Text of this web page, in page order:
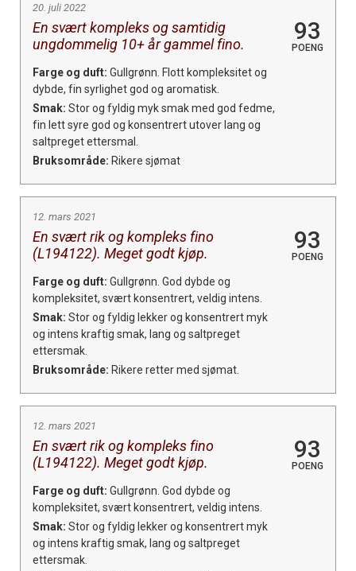
20. juli 2022
En svært kompleks og samtidig
ungdommelig 10+ år gammel fino.
93
POENG
Farge og duft: Gullgrønn. Flott kompleksitet og
dybde, fin syrlighet god og aromatisk.
Smak: Stor og fyldig myk smak med god fedme,
fin lett syre god og konsentrert utover lang og
saltpreget ettersmal.
Bruksområde: Rikere sjømat
12. mars 2021
En svært rik og kompleks fino
(L194122). Meget godt kjøp.
93
POENG
Farge og duft: Gullgrønn. God dybde og
kompleksitet, svært konsentrert, veldig intens.
Smak: Stor og fyldig lekker og konsentrert myk
og intens kraftig smak, lang og saltpreget
ettersmak.
Bruksområde: Rikere retter med sjømat.
12. mars 2021
En svært rik og kompleks fino
(L194122). Meget godt kjøp.
93
POENG
Farge og duft: Gullgrønn. God dybde og
kompleksitet, svært konsentrert, veldig intens.
Smak: Stor og fyldig lekker og konsentrert myk
og intens kraftig smak, lang og saltpreget
ettersmak.